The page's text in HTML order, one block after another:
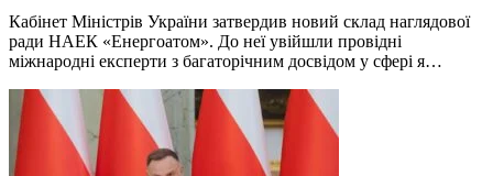
Кабінет Міністрів України затвердив новий склад наглядової
ради НАЕК «Енергоатом». До неї увійшли провідні
міжнародні експерти з багаторічним досвідом у сфері я…